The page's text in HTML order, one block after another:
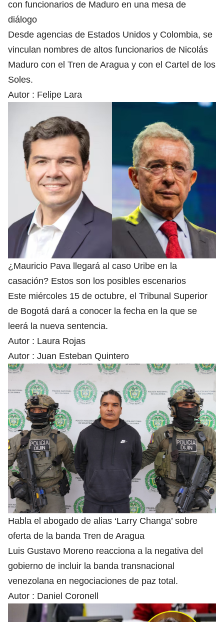
con funcionarios de Maduro en una mesa de
diálogo
Desde agencias de Estados Unidos y Colombia, se
vinculan nombres de altos funcionarios de Nicolás
Maduro con el Tren de Aragua y con el Cartel de los
Soles.
Autor : Felipe Lara
¿Mauricio Pava llegará al caso Uribe en la
casación? Estos son los posibles escenarios
Este miércoles 15 de octubre, el Tribunal Superior
de Bogotá dará a conocer la fecha en la que se
leerá la nueva sentencia.
Autor : Laura Rojas
Autor : Juan Esteban Quintero
Habla el abogado de alias ‘Larry Changa’ sobre
oferta de la banda Tren de Aragua
Luis Gustavo Moreno reacciona a la negativa del
gobierno de incluir la banda transnacional
venezolana en negociaciones de paz total.
Autor : Daniel Coronell